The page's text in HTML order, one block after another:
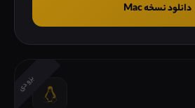
دانلود نسخه Mac
بزودی